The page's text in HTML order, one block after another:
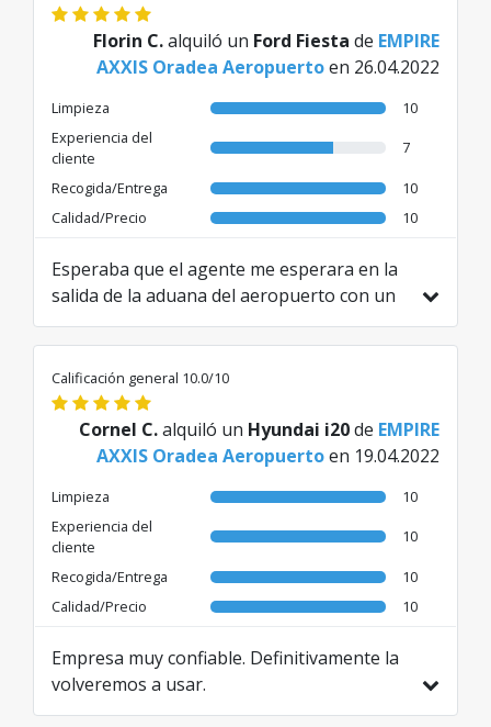
Florin C.alquiló un Ford Fiesta de EMPIRE
AXXIS Oradea Aeropuertoen 26.04.2022
Limpieza
10
Experiencia del
cliente
7
Recogida/Entrega
10
Calidad/Precio
10
Esperaba que el agente me esperara en la
salida de la aduana del aeropuerto con un
papel mostrando mi nombre. Habría sido
mucho más fácil. En cambio, me envió
mensajes por WhatsApp a los que no pude
acceder porque no tenía conexión. Tuve
que buscar una herramienta para extraer
mi antigua tarjeta SIM e insertar una
los mensajes.
Traducido de EN por AI
Calificación general 10.0/10
Cornel C.alquiló un Hyundai i20de EMPIRE
AXXIS Oradea Aeropuertoen 19.04.2022
Limpieza
10
Experiencia del
cliente
10
Recogida/Entrega
10
Calidad/Precio
10
Empresa muy confiable. Definitivamente la
volveremos a usar.